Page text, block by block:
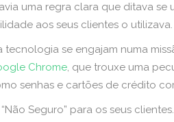
uma regra clara que ditava se
aos seus clientes o utilizava.
se engajam numa
Chrome, que trouxe uma
senhas e cartões de crédito
Seguro” para os seus clientes.